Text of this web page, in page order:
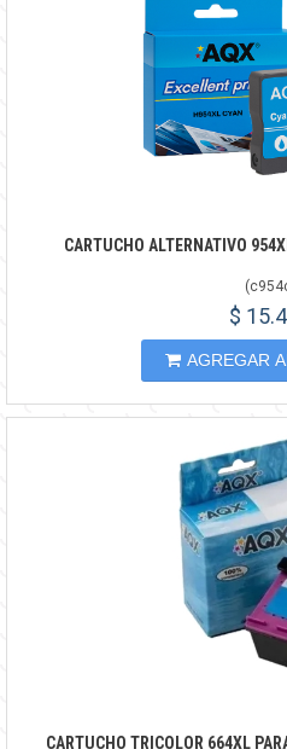
CARTUCHO ALTERNATIVO
(
$
AGREGAR
CARTUCHO TRICOLOR 664XL